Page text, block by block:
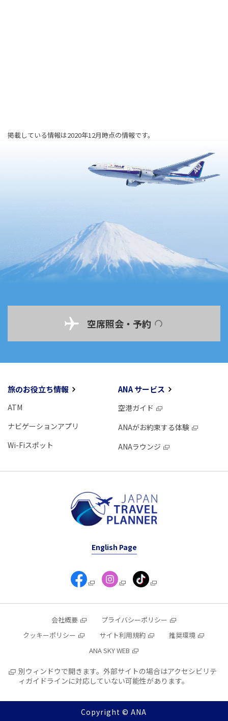
掲載している情報は2020年12月時点の情報です。
空席照会・予約
旅のお役立ち情報
ATM
ナビゲーションアプリ
Wi-Fiスポット
ANA サービス
空港ガイド
ANAがお約束する体験
ANAラウンジ
English Page
会社概要
プライバシーポリシー
クッキーポリシー
サイト利用規約
推奨環境
ANA SKY WEB
別ウィンドウで開きます。外部サイトの場合はアクセシビリテ
ィガイドラインに対応していない可能性があります。
Copyright © ANA